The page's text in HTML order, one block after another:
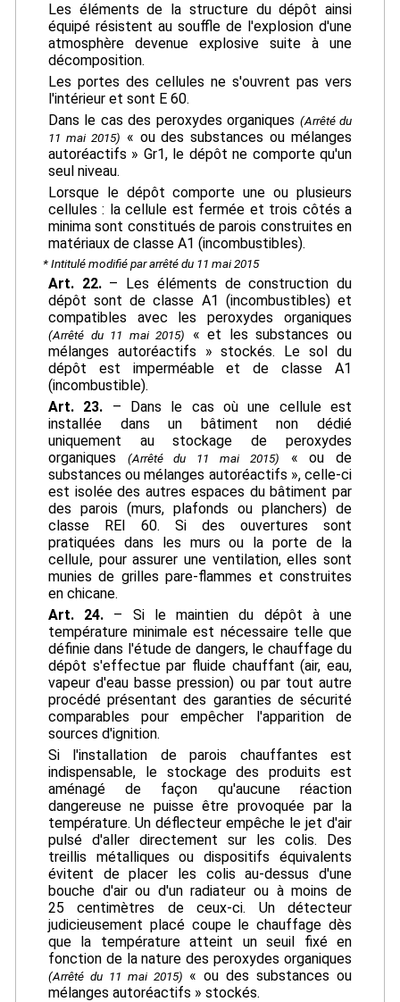
Les éléments de la structure du dépôt ainsi
équipé résistent au souffle de l'explosion d'une
atmosphère devenue explosive suite à une
décomposition.
Les portes des cellules ne s'ouvrent pas vers
l'intérieur et sont E 60.
Dans le cas des peroxydes organiques (Arrêté du
11 mai 2015) « ou des substances ou mélanges
autoréactifs » Gr1, le dépôt ne comporte qu'un
seul niveau.
Lorsque le dépôt comporte une ou plusieurs
cellules : la cellule est fermée et trois côtés a
minima sont constitués de parois construites en
matériaux de classe A1 (incombustibles).
* Intitulé modifié par arrêté du 11 mai 2015
Art. 22.– Les éléments de construction du
dépôt sont de classe A1 (incombustibles) et
compatibles avec les peroxydes organiques
(Arrêté du 11 mai 2015)
« et les substances ou
mélanges autoréactifs » stockés. Le sol du
dépôt est imperméable et de classe A1
(incombustible).
Art. 23. – Dans le cas où une cellule est
installée dans un bâtiment non dédié
uniquement au stockage de peroxydes
organiques
(Arrêté du 11 mai 2015)
« ou de
substances ou mélanges autoréactifs », celle-ci
est isolée des autres espaces du bâtiment par
des parois (murs, plafonds ou planchers) de
classe REI 60. Si des ouvertures sont
pratiquées dans les murs ou la porte de la
cellule, pour assurer une ventilation, elles sont
munies de grilles pare-flammes et construites
en chicane.
Art. 24. – Si le maintien du dépôt à une
température minimale est nécessaire telle que
définie dans l'étude de dangers, le chauffage du
dépôt s'effectue par fluide chauffant (air, eau,
vapeur d'eau basse pression) ou par tout autre
procédé présentant des garanties de sécurité
comparables pour empêcher l'apparition de
sources d'ignition.
Si l'installation de parois chauffantes est
indispensable, le stockage des produits est
aménagé de façon qu'aucune réaction
dangereuse ne puisse être provoquée par la
température. Un déflecteur empêche le jet d'air
pulsé d'aller directement sur les colis. Des
treillis métalliques ou dispositifs équivalents
évitent de placer les colis au-dessus d'une
bouche d'air ou d'un radiateur ou à moins de
25 centimètres de ceux-ci. Un détecteur
judicieusement placé coupe le chauffage dès
que la température atteint un seuil fixé en
fonction de la nature des peroxydes organiques
(Arrêté du 11 mai 2015) « ou des substances ou
mélanges autoréactifs » stockés.